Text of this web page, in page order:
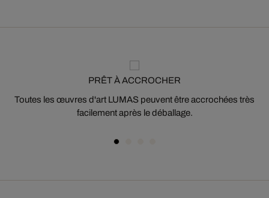
PRÊT À ACCROCHER
Toutes les œuvres d'art LUMAS peuvent être accrochées très
facilement après le déballage.